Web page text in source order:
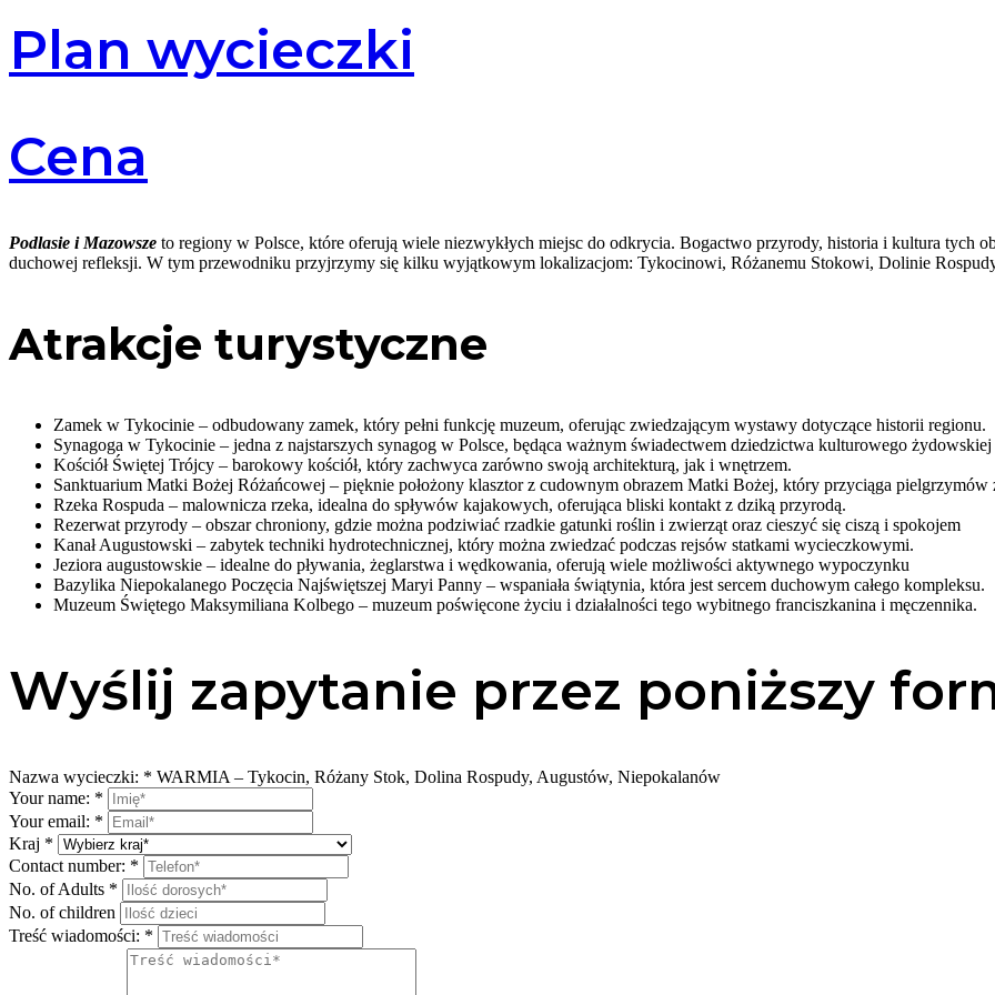
Plan wycieczki
Cena
Podlasie i Mazowsze to regiony w Polsce, które oferują wiele niezwykłych miejsc do odkrycia. Bogactwo przyrody, historia i kultura tych
duchowej refleksji. W tym przewodniku przyjrzymy się kilku wyjątkowym lokalizacjom: Tykocinowi, Różanemu Stokowi, Dolinie
Atrakcje turystyczne
Zamek w Tykocinie – odbudowany zamek, który pełni funkcję muzeum, oferując zwiedzającym wystawy dotyczące historii regionu.
Synagoga w Tykocinie – jedna z najstarszych synagog w Polsce, będąca ważnym świadectwem dziedzictwa kulturowego żydowskiej
Kościół Świętej Trójcy – barokowy kościół, który zachwyca zarówno swoją architekturą, jak i wnętrzem.
Sanktuarium Matki Bożej Różańcowej – pięknie położony klasztor z cudownym obrazem Matki Bożej, który przyciąga pielgrzymów
Rzeka Rospuda – malownicza rzeka, idealna do spływów kajakowych, oferująca bliski kontakt z dziką przyrodą.
Rezerwat przyrody – obszar chroniony, gdzie można podziwiać rzadkie gatunki roślin i zwierząt oraz cieszyć się ciszą i spokojem
Kanał Augustowski – zabytek techniki hydrotechnicznej, który można zwiedzać podczas rejsów statkami wycieczkowymi.
Jeziora augustowskie – idealne do pływania, żeglarstwa i wędkowania, oferują wiele możliwości aktywnego wypoczynku
Bazylika Niepokalanego Poczęcia Najświętszej Maryi Panny – wspaniała świątynia, która jest sercem duchowym całego kompleksu.
Muzeum Świętego Maksymiliana Kolbego – muzeum poświęcone życiu i działalności tego wybitnego franciszkanina i męczennika.
Wyślij zapytanie przez poniższy
Nazwa wycieczki: * WARMIA – Tykocin, Różany Stok, Dolina Rospudy, Augustów, Niepokalanów
Your name: *
Your email: *
Kraj *
Contact number: *
No. of Adults *
No. of children
Treść wiadomości: *